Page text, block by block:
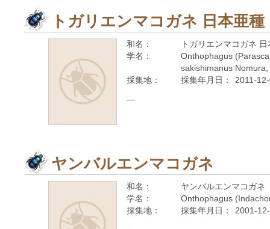
トガリエンマコガネ 日本亜種
和名：
トガリエンマコガネ
学名：
Onthophagus
sakishimanus
採集地：
採集年月日： 2011-
—
ヤンバルエンマコガネ
和名：
ヤンバルエンマコガネ
学名：
Onthophagus
採集地：
採集年月日： 2001-